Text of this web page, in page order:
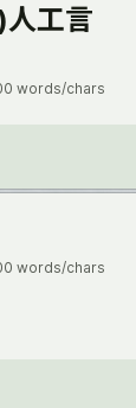
工言
words/chars
words/chars